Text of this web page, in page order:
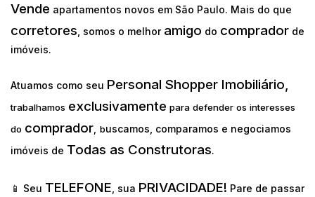
Vende apartamentos novos em São Paulo. Mais do que
corretores , somos o melhor amigo do comprador de
imóveis.
Atuamos como seu Personal Shopper Imobiliário,
trabalhamos exclusivamente para defender os interesses
do comprador, buscamos, comparamos e negociamos
imóveis de Todas as Construtoras.
📱 Seu TELEFONE , sua PRIVACIDADE! Pare de passar